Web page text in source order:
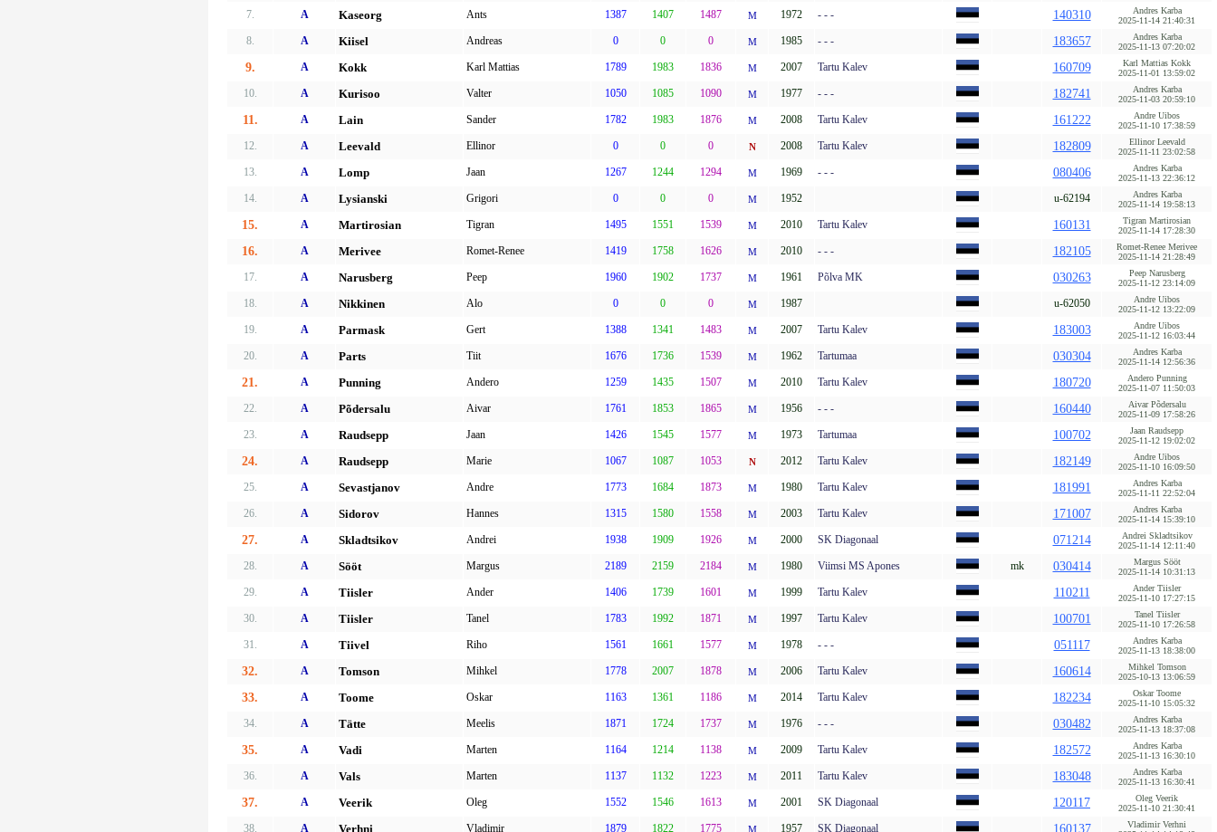
7. A Kaseorg Ants 1387 1407 1487 M 1972 - - - 140310
Andres Karba
2025-11-14 21:40:31
8. A Kiisel Andreas 0 0 0 M 1985 - - - 183657
Andres Karba
2025-11-13 07:20:02
9. A Kokk Karl Mattias 1789 1983 1836 M 2007 Tartu Kalev 160709
Karl Mattias Kokk
2025-11-01 13:59:02
10. A Kurisoo Valter 1050 1085 1090 M 1977 - - - 182741
Andres Karba
2025-11-03 20:59:10
11. A Lain Sander 1782 1983 1876 M 2008 Tartu Kalev 161222
Andre Uibos
2025-11-10 17:38:59
12. A Leevald Ellinor 0 0 0 N 2008 Tartu Kalev 182809
Ellinor Leevald
2025-11-11 23:02:58
13. A Lomp Jaan 1267 1244 1294 M 1969 - - - 080406
Andres Karba
2025-11-13 22:36:12
14. A Lysianski Grigori 0 0 0 M 1952 u-62194
Andres Karba
2025-11-14 19:58:13
15. A Martirosian Tigran 1495 1551 1539 M 2010 Tartu Kalev 160131
Tigran Martirosian
2025-11-14 17:28:30
16. A Merivee Romet-Renee 1419 1758 1626 M 2010 - - - 182105
Romet-Renee Merivee
2025-11-14 21:28:49
17. A Narusberg Peep 1960 1902 1737 M 1961 Põlva MK 030263
Peep Narusberg
2025-11-12 23:14:09
18. A Nikkinen Alo 0 0 0 M 1987 u-62050
Andre Uibos
2025-11-12 13:22:09
19. A Parmask Gert 1388 1341 1483 M 2007 Tartu Kalev 183003
Andre Uibos
2025-11-12 16:03:44
20. A Parts Tiit 1676 1736 1539 M 1962 Tartumaa 030304
Andres Karba
2025-11-14 12:56:36
21. A Punning Andero 1259 1435 1507 M 2010 Tartu Kalev 180720
Andero Punning
2025-11-07 11:50:03
22. A Põdersalu Aivar 1761 1853 1865 M 1956 - - - 160440
Aivar Põdersalu
2025-11-09 17:58:26
23. A Raudsepp Jaan 1426 1545 1577 M 1973 Tartumaa 100702
Jaan Raudsepp
2025-11-12 19:02:02
24. A Raudsepp Marie 1067 1087 1053 N 2012 Tartu Kalev 182149
Andre Uibos
2025-11-10 16:09:50
25. A Sevastjanov Andre 1773 1684 1873 M 1980 Tartu Kalev 181991
Andres Karba
2025-11-11 22:52:04
26. A Sidorov Hannes 1315 1580 1558 M 2003 Tartu Kalev 171007
Andres Karba
2025-11-14 15:39:10
27. A Skladtsikov Andrei 1938 1909 1926 M 2000 SK Diagonaal 071214
Andrei Skladtsikov
2025-11-14 12:11:40
28. A Sööt Margus 2189 2159 2184 M 1980 Viimsi MS Apones mk 030414
Margus Sööt
2025-11-14 10:31:13
29. A Tiisler Ander 1406 1739 1601 M 1999 Tartu Kalev 110211
Ander Tiisler
2025-11-10 17:27:15
30. A Tiisler Tanel 1783 1992 1871 M 1997 Tartu Kalev 100701
Tanel Tiisler
2025-11-10 17:26:58
31. A Tiivel Riho 1561 1661 1577 M 1978 - - - 051117
Andres Karba
2025-11-13 18:38:00
32. A Tomson Mihkel 1778 2007 1878 M 2006 Tartu Kalev 160614
Mihkel Tomson
2025-10-13 13:06:59
33. A Toome Oskar 1163 1361 1186 M 2014 Tartu Kalev 182234
Oskar Toome
2025-11-10 15:05:32
34. A Tätte Meelis 1871 1724 1737 M 1976 - - - 030482
Andres Karba
2025-11-13 18:37:08
35. A Vadi Marten 1164 1214 1138 M 2009 Tartu Kalev 182572
Andres Karba
2025-11-13 16:30:10
36. A Vals Marten 1137 1132 1223 M 2011 Tartu Kalev 183048
Andres Karba
2025-11-13 16:30:41
37. A Veerik Oleg 1552 1546 1613 M 2001 SK Diagonaal 120117
Oleg Veerik
2025-11-10 21:30:41
38. A Verhni Vladimir 1879 1822 1775 M 1957 SK Diagonaal 160137
Vladimir Verhni